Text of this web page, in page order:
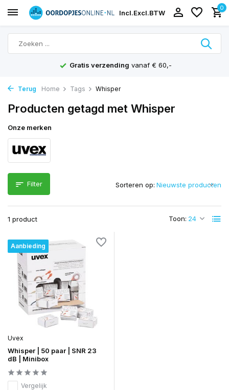
Incl.Excl.BTW
0
Gratis verzending vanaf € 60,-
Terug Home Tags Whisper
Producten getagd met Whisper
Onze merken
Filter
1 product Toon:
Sorteren op:
Aanbieding
Uvex
Whisper | 50 paar | SNR 23
dB | Minibox
Vergelijk